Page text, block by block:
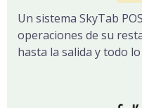
Un sistema SkyTab
operaciones de su
hasta la salida y todo lo